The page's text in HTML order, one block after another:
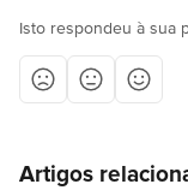
Isto respondeu à sua
Artigos